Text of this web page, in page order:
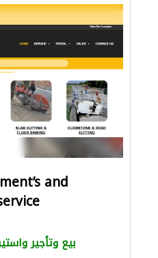
and
بيع وتأجير